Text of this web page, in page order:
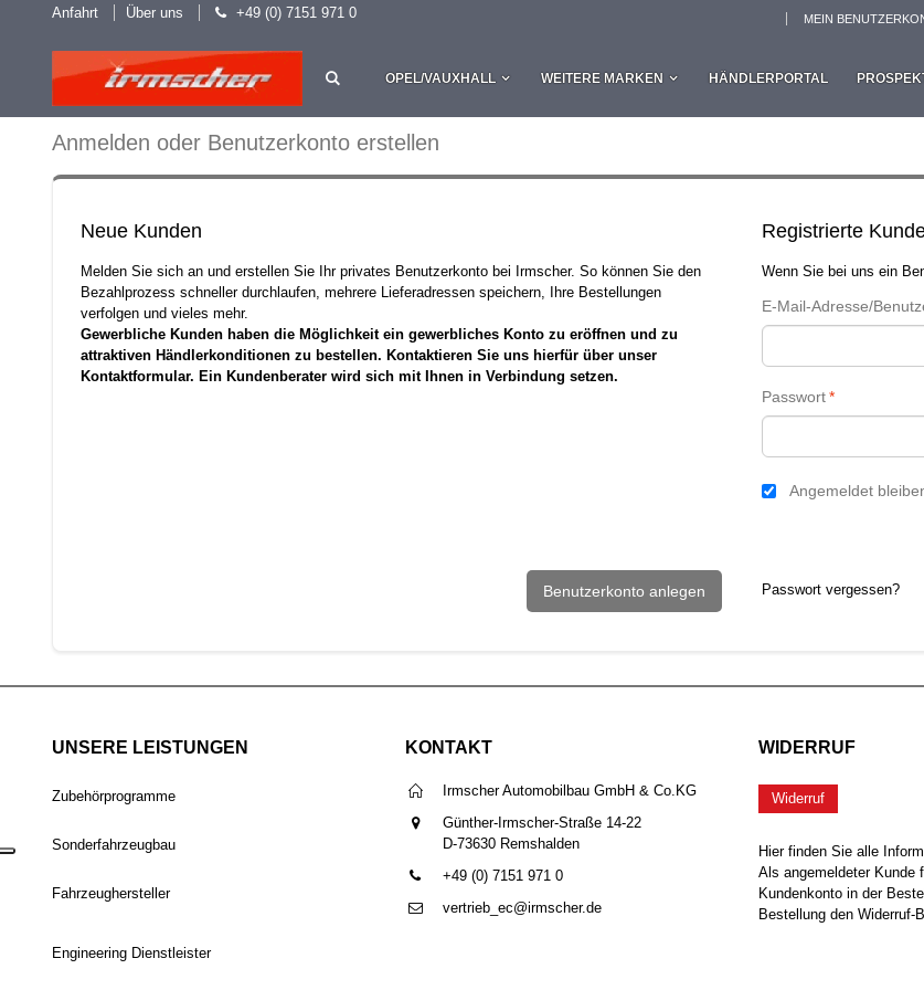
Anfahrt Über uns +49 (0) 7151 971 0 MEIN
OPEL/VAUXHALL WEITERE MARKEN HÄNDLERPORTAL
Anmelden oder Benutzerkonto erstellen
Neue Kunden
Melden Sie sich an und erstellen Sie Ihr privates Benutzerkonto bei Irmscher. So können Sie den
Bezahlprozess schneller durchlaufen, mehrere Lieferadressen speichern, Ihre Bestellungen
verfolgen und vieles mehr.
Gewerbliche Kunden haben die Möglichkeit ein gewerbliches Konto zu eröffnen und zu
attraktiven Händlerkonditionen zu bestellen. Kontaktieren Sie uns hierfür über unser
Kontaktformular. Ein Kundenberater wird sich mit Ihnen in Verbindung setzen.
Registrierte
Wenn Sie bei uns ein
E-Mail-Adresse/
*
Passwort
Angemeldet
Benutzerkonto anlegen Passwort vergessen?
UNSERE LEISTUNGEN
Zubehörprogramme
Sonderfahrzeugbau
Fahrzeughersteller
Engineering Dienstleister
KONTAKT
Irmscher Automobilbau GmbH & Co.KG
Günther-Irmscher-Straße 14-22
D-73630 Remshalden
+49 (0) 7151 971 0
vertrieb_ec@irmscher.de
WIDERRUF
Widerruf
Hier finden Sie alle
Als angemeldeter Kunde
Kundenkonto in der
Bestellung den Widerruf-